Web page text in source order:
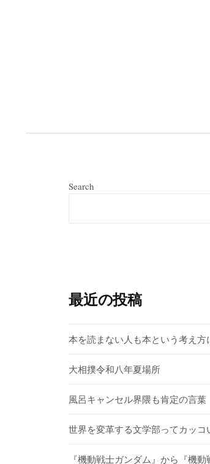
Search
最近の投稿
本を読まない人も本という考え
大相撲令和八年夏場所
風呂キャンセル界隈も肯定の言
世界を変革する文学部ってカッ
『機動戦士ガンダム』から『機